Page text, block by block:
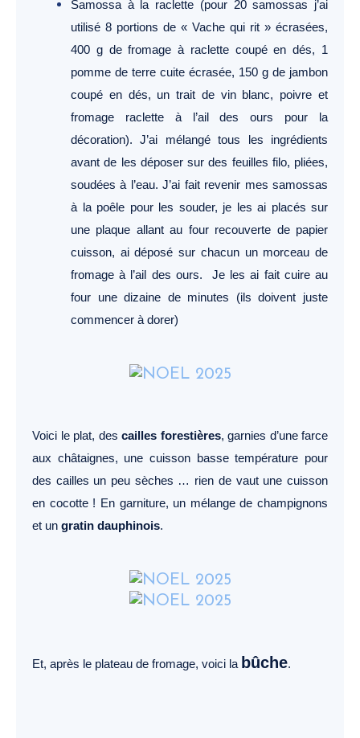
Samossa à la raclette (pour 20 samossas j’ai
utilisé 8 portions de « Vache qui rit » écrasées,
400 g de fromage à raclette coupé en dés, 1
pomme de terre cuite écrasée, 150 g de jambon
coupé en dés, un trait de vin blanc, poivre et
fromage raclette à l’ail des ours pour la
décoration). J’ai mélangé tous les ingrédients
avant de les déposer sur des feuilles filo, pliées,
soudées à l’eau. J’ai fait revenir mes samossas
à la poêle pour les souder, je les ai placés sur
une plaque allant au four recouverte de papier
cuisson, ai déposé sur chacun un morceau de
fromage à l’ail des ours. Je les ai fait cuire au
four une dizaine de minutes (ils doivent juste
commencer à dorer)
Voici le plat, des cailles forestières, garnies d’une farce
aux châtaignes, une cuisson basse température pour
des cailles un peu sèches … rien de vaut une cuisson
en cocotte ! En garniture, un mélange de champignons
et un gratin dauphinois.
Et, après le plateau de fromage, voici la bûche.